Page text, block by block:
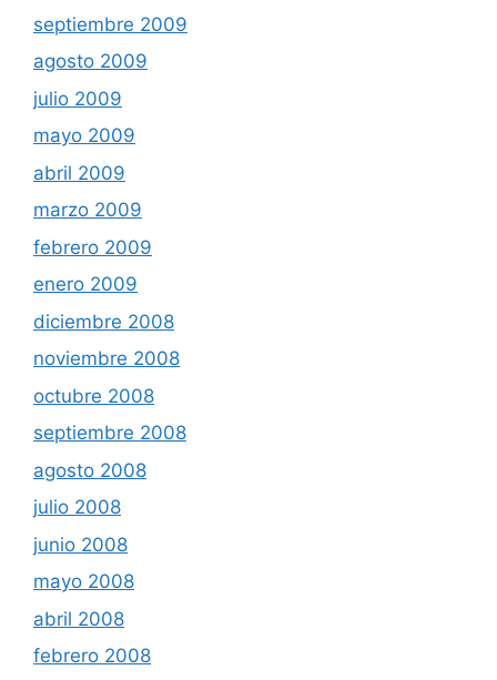
septiembre 2009
agosto 2009
julio 2009
mayo 2009
abril 2009
marzo 2009
febrero 2009
enero 2009
diciembre 2008
noviembre 2008
octubre 2008
septiembre 2008
agosto 2008
julio 2008
junio 2008
mayo 2008
abril 2008
febrero 2008